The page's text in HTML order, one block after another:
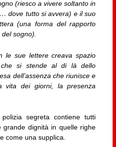
(riesco a vivere soltanto in
dove tutto si avvera) e il suo
(una forma del rapporto
sogno).
le sue lettere creava spazio
si stende al di là dello
dell’assenza che riunisce e
vita dei giorni, la presenza
segreta contiene tutti
grande dignità in quelle righe
come una supplica.